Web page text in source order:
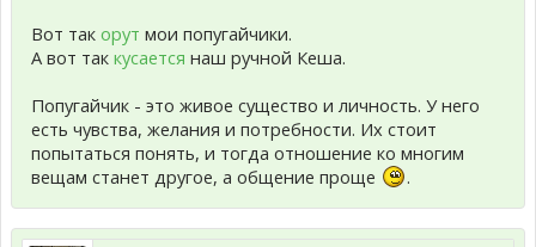
Вот так орут мои попугайчики.
А вот так кусается наш ручной Кеша.
Попугайчик - это живое существо и личность. У него
есть чувства, желания и потребности. Их стоит
попытаться понять, и тогда отношение ко многим
вещам станет другое, а общение проще
.